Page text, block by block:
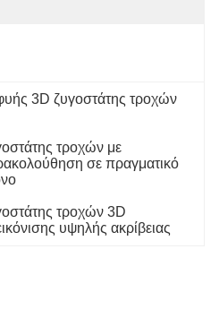
3D ζυγοστάτης τροχών
τροχών με
σε πραγματικό
τροχών 3D
υψηλής ακρίβειας